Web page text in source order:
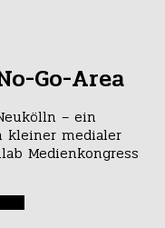
Go-Area
– ein
kleiner medialer
Medienkongress